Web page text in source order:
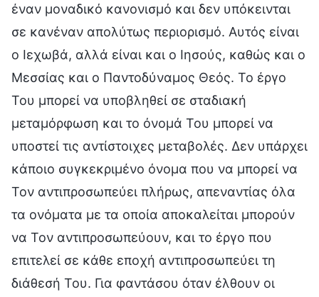
έναν μοναδικό κανονισμό και δεν υπόκεινται
σε κανέναν απολύτως περιορισμό. Αυτός είναι
ο Ιεχωβά, αλλά είναι και ο Ιησούς, καθώς και ο
Μεσσίας και ο Παντοδύναμος Θεός. Το έργο
Του μπορεί να υποβληθεί σε σταδιακή
μεταμόρφωση και το όνομά Του μπορεί να
υποστεί τις αντίστοιχες μεταβολές. Δεν υπάρχει
κάποιο συγκεκριμένο όνομα που να μπορεί να
Τον αντιπροσωπεύει πλήρως, απεναντίας όλα
τα ονόματα με τα οποία αποκαλείται μπορούν
να Τον αντιπροσωπεύουν, και το έργο που
επιτελεί σε κάθε εποχή αντιπροσωπεύει τη
διάθεσή Του. Για φαντάσου όταν έλθουν οι